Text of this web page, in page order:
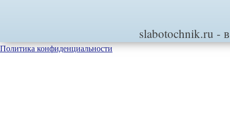
slabotochnik.ru -
Политика конфиденциальности